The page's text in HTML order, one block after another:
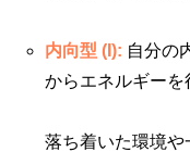
内向型 (I): 自分の
からエネルギーを
落ち着いた環境や